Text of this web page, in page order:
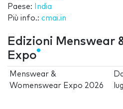
Paese:
India
Più info.: cmai.in
Edizioni Menswear
Expo
Menswear &
Womenswear Expo 2026